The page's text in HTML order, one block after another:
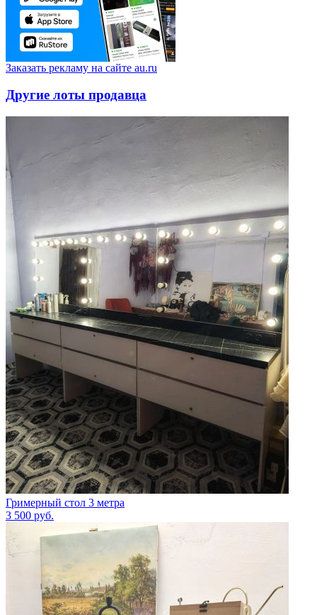
Заказать рекламу на сайте au.ru
Другие лоты продавца
Гримерный стол 3 метра
3 500 руб.